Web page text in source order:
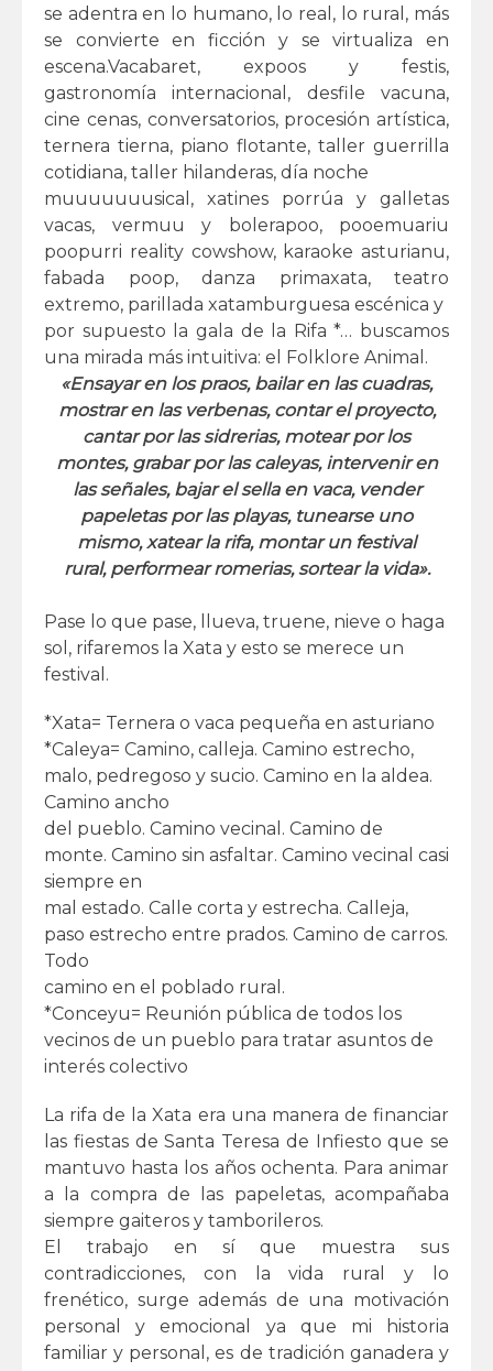
se adentra en lo humano, lo real, lo rural, más
se convierte en ficción y se virtualiza en
escena.Vacabaret, expoos y festis,
gastronomía internacional, desfile vacuna,
cine cenas, conversatorios, procesión artística,
ternera tierna, piano flotante, taller guerrilla
cotidiana, taller hilanderas, día noche
muuuuuuusical, xatines porrúa y galletas
vacas, vermuu y bolerapoo, pooemuariu
poopurri reality cowshow, karaoke asturianu,
fabada poop, danza primaxata, teatro
extremo, parillada xatamburguesa escénica y
por supuesto la gala de la Rifa *… buscamos
una mirada más intuitiva: el Folklore Animal.
«Ensayar en los praos, bailar en las cuadras,
mostrar en las verbenas, contar el proyecto,
cantar por las sidrerias, motear por los
montes, grabar por las caleyas, intervenir en
las señales, bajar el sella en vaca, vender
papeletas por las playas, tunearse uno
mismo, xatear la rifa, montar un festival
rural, performear romerias, sortear la vida».
Pase lo que pase, llueva, truene, nieve o haga
sol, rifaremos la Xata y esto se merece un
festival.
*Xata= Ternera o vaca pequeña en asturiano
*Caleya= Camino, calleja. Camino estrecho,
malo, pedregoso y sucio. Camino en la aldea.
Camino ancho
del pueblo. Camino vecinal. Camino de
monte. Camino sin asfaltar. Camino vecinal casi
siempre en
mal estado. Calle corta y estrecha. Calleja,
paso estrecho entre prados. Camino de carros.
Todo
camino en el poblado rural.
*Conceyu= Reunión pública de todos los
vecinos de un pueblo para tratar asuntos de
interés colectivo
La rifa de la Xata era una manera de financiar
las fiestas de Santa Teresa de Infiesto que se
mantuvo hasta los años ochenta. Para animar
a la compra de las papeletas, acompañaba
siempre gaiteros y tamborileros.
El trabajo en sí que muestra sus
contradicciones, con la vida rural y lo
frenético, surge además de una motivación
personal y emocional ya que mi historia
familiar y personal, es de tradición ganadera y